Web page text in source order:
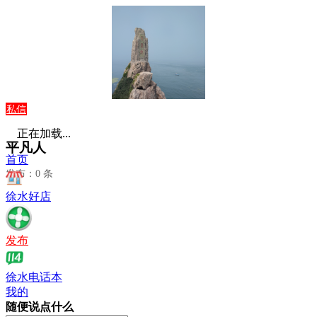
私信
平凡人
发布：0 条
正在加载...
首页
徐水好店
发布
徐水电话本
我的
随便说点什么